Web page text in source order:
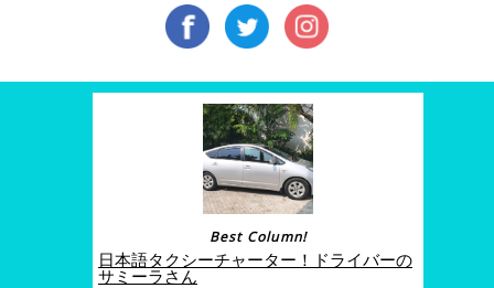
Best Column!
日本語タクシーチャーター！ドライバーの
サミーラさん